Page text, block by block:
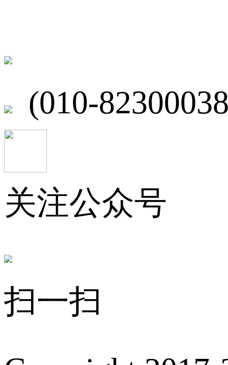
(010-
关注公众号
扫一扫